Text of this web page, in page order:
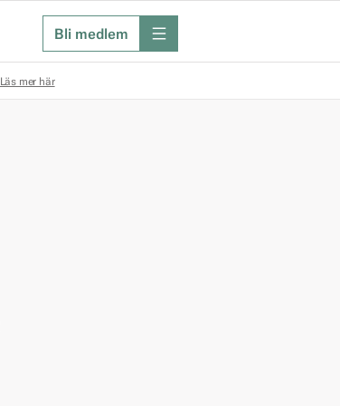
Bli medlem meny
Läs mer här